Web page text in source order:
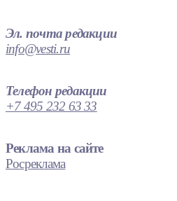
Эл. почта редакции
info@vesti.ru
Телефон редакции
+7 495 232 63 33
Реклама на сайте
Росреклама